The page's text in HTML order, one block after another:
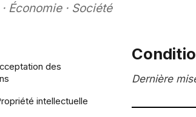
Économie · Société
des
intellectuelle
Dernière